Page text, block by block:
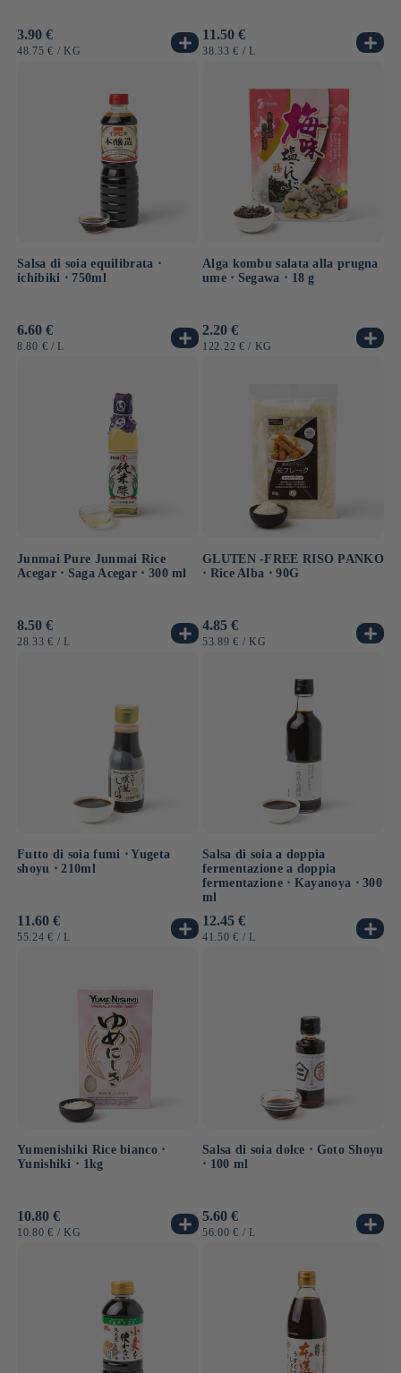
Prezzo
di
3.90 €
PREZZO
48.75 € / PER
KG
Prezzo
di
11.50 €
PREZZO
38.33 € / PER
L
Salsa di soia equilibrata ⋅
ichibiki ⋅ 750ml
Prezzo
di
6.60 €
PREZZO
8.80 € / PER
L
Alga kombu salata alla prugna
ume ⋅ Segawa ⋅ 18 g
Prezzo
di
2.20 €
PREZZO
122.22 € / PER
KG
Junmai Pure Junmai Rice
Acegar ⋅ Saga Acegar ⋅ 300 ml
Prezzo
di
8.50 €
PREZZO
28.33 € / PER
L
GLUTEN -FREE RISO PANKO
⋅ Rice Alba ⋅ 90G
Prezzo
di
4.85 €
PREZZO
53.89 € / PER
KG
Futto di soia fumi ⋅ Yugeta
shoyu ⋅ 210ml
Prezzo
di
11.60 €
PREZZO
55.24 € / PER
L
Salsa di soia a doppia
fermentazione a doppia
fermentazione ⋅ Kayanoya ⋅ 300
ml
Prezzo
di
12.45 €
PREZZO
41.50 € / PER
L
Yumenishiki Rice bianco ⋅
Yunishiki ⋅ 1kg
Prezzo
di
10.80 €
PREZZO
10.80 € / PER
KG
Salsa di soia dolce ⋅ Goto Shoyu
⋅ 100 ml
Prezzo
di
5.60 €
PREZZO
56.00 € / PER
L